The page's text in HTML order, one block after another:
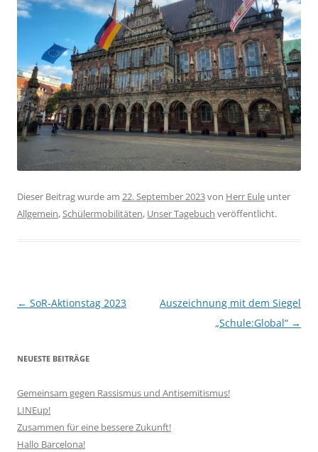
Dieser Beitrag wurde am 22. September 2023von Herr Eule unter
Allgemein,Schülermobilitäten, Unser Tagebuch veröffentlicht.
Beitragsnavigation
← SoR-Aktionstag 2023
Auszeichnung mit dem Siegel
„Schule:Global“ →
NEUESTE BEITRÄGE
Gemeinsam gegen Rassismus und Antisemitismus!
LINEup!
Zusammen für eine bessere Zukunft!
Hallo Barcelona!